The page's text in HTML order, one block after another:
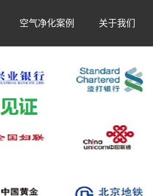
空气净化案例 关于我们